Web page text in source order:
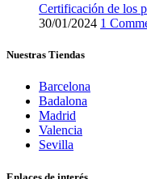
Certificación de los
30/01/2024 1
Nuestras Tiendas
Barcelona
Badalona
Madrid
Valencia
Sevilla
Enlaces de interés